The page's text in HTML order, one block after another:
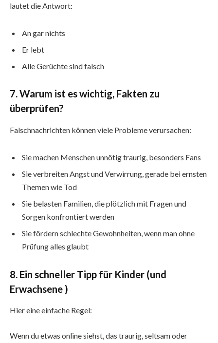
lautet die Antwort:
An gar nichts
Er lebt
Alle Gerüchte sind falsch
7. Warum ist es wichtig, Fakten zu
überprüfen?
Falschnachrichten können viele Probleme verursachen:
Sie machen Menschen unnötig traurig, besonders Fans
Sie verbreiten Angst und Verwirrung, gerade bei ernsten
Themen wie Tod
Sie belasten Familien, die plötzlich mit Fragen und
Sorgen konfrontiert werden
Sie fördern schlechte Gewohnheiten, wenn man ohne
Prüfung alles glaubt
8. Ein schneller Tipp für Kinder (und
Erwachsene )
Hier eine einfache Regel:
Wenn du etwas online siehst, das traurig, seltsam oder